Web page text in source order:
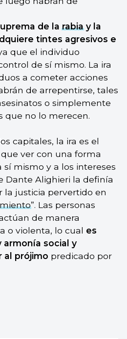
de larabiay la
tintes agresivos e
que el individuo
de sí mismo. La ira
a cometer acciones
de arrepentirse, tales
o simplemente
que no lo merecen.
capitales, la ira es el
ver con una forma
mismo y a los intereses
Dante Alighieri la definía
la justicia pervertido en
”. Las personas
de manera
o violenta, lo cual es
armonía social y
al prójimo predicado por